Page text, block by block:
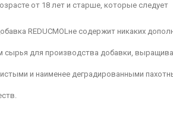
от 18 лет и старше, которые следует
REDUCMOLне содержит никаких
сырья для производства добавки,
и наименее деградированными